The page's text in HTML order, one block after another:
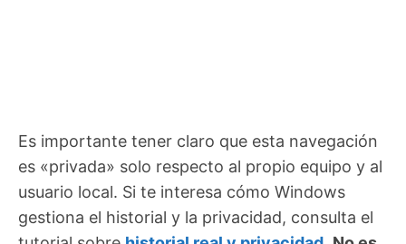
Es importante tener claro que esta navegación
es «privada» solo respecto al propio equipo y al
usuario local. Si te interesa cómo Windows
gestiona el historial y la privacidad, consulta el